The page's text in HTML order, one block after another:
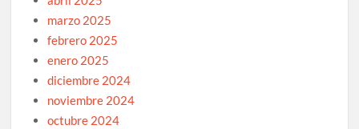
marzo 2025
febrero 2025
enero 2025
diciembre 2024
noviembre 2024
octubre 2024